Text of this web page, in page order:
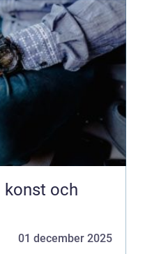
konst och
01 december 2025